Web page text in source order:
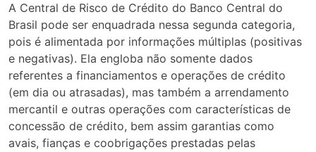
A Central de Risco de Crédito do Banco Central do
Brasil pode ser enquadrada nessa segunda categoria,
pois é alimentada por informações múltiplas (positivas
e negativas). Ela engloba não somente dados
referentes a financiamentos e operações de crédito
(em dia ou atrasadas), mas também a arrendamento
mercantil e outras operações com características de
concessão de crédito, bem assim garantias como
avais, fianças e coobrigações prestadas pelas